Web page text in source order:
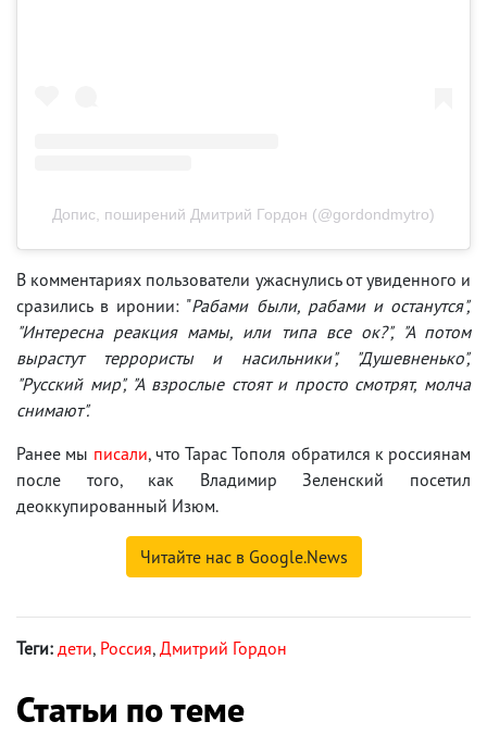
Допис, поширений Дмитрий Гордон (@gordondmytro)
В комментариях пользователи ужаснулись от увиденного и
сразились в иронии: "Рабами были, рабами и останутся",
"Интересна реакция мамы, или типа все ок?", "А потом
вырастут террористы и насильники", "Душевненько",
"Русский мир", "А взрослые стоят и просто смотрят, молча
снимают".
Ранее мы писали, что Тарас Тополя обратился к россиянам
после того, как Владимир Зеленский посетил
деоккупированный Изюм.
Читайте нас в Google.News
Теги: дети, Россия, Дмитрий Гордон
Статьи по теме